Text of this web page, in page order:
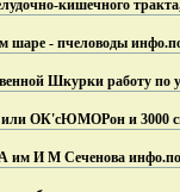
кишечного
шаре - пчеловоды инфо.
Шкурки работу
ОК'сЮМОРон и 3000
И М Сеченова инфо.